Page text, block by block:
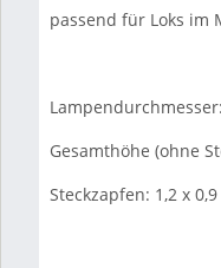
passend für Loks im
Gesamthöhe (ohne
Steckzapfen: 1,2 x